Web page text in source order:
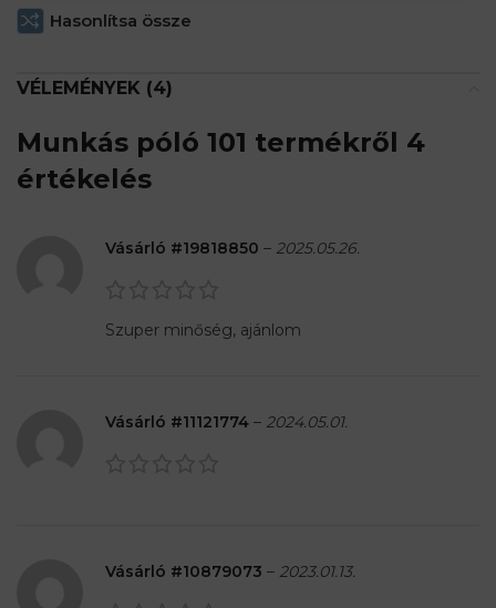
Hasonlítsa össze
VÉLEMÉNYEK (4)
Munkás póló 101 termékről 4
értékelés
Vásárló #19818850 – 2025.05.26.
Szuper minőség, ajánlom
Vásárló #11121774 – 2024.05.01.
Vásárló #10879073 – 2023.01.13.